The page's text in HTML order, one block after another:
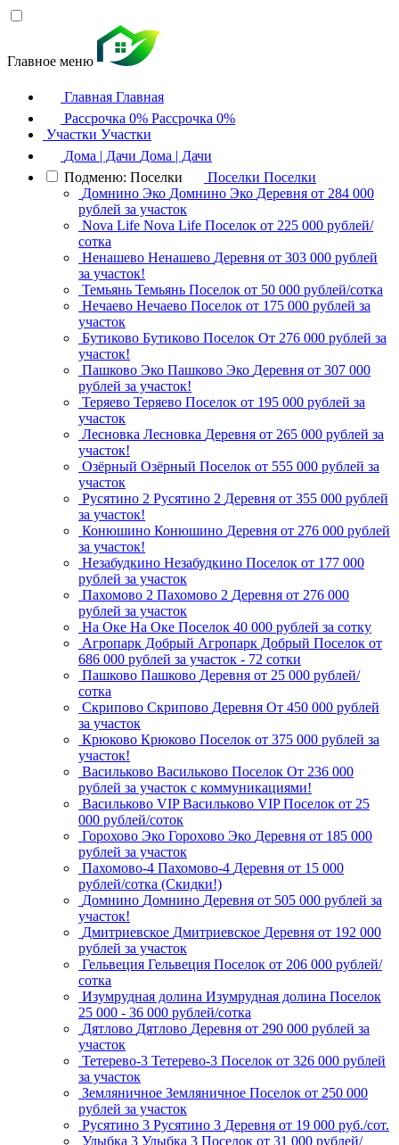
Главное меню
Главная Главная
Рассрочка 0% Рассрочка 0%
Участки Участки
Дома | Дачи Дома | Дачи
Подменю: Поселки
Поселки Поселки
Домнино Эко Домнино Эко Деревня от 284 000
рублей за участок
Nova Life Nova Life Поселок от 225 000 рублей/
сотка
Ненашево Ненашево Деревня от 303 000 рублей
за участок!
Темьянь Темьянь Поселок от 50 000 рублей/сотка
Нечаево Нечаево Поселок от 175 000 рублей за
участок
Бутиково Бутиково Поселок От 276 000 рублей за
участок!
Пашково Эко Пашково Эко Деревня от 307 000
рублей за участок!
Теряево Теряево Поселок от 195 000 рублей за
участок
Лесновка Лесновка Деревня от 265 000 рублей за
участок!
Озёрный Озёрный Поселок от 555 000 рублей за
участок
Русятино 2 Русятино 2 Деревня от 355 000 рублей
за участок!
Конюшино Конюшино Деревня от 276 000 рублей
за участок!
Незабудкино Незабудкино Поселок от 177 000
рублей за участок
Пахомово 2 Пахомово 2 Деревня от 276 000
рублей за участок
На Оке На Оке Поселок 40 000 рублей за сотку
Агропарк Добрый Агропарк Добрый Поселок от
686 000 рублей за участок - 72 сотки
Пашково Пашково Деревня от 25 000 рублей/
сотка
Скрипово Скрипово Деревня От 450 000 рублей
за участок
Крюково Крюково Поселок от 375 000 рублей за
участок!
Васильково Васильково Поселок От 236 000
рублей за участок с коммуникациями!
Васильково VIP Васильково VIP Поселок от 25
000 рублей/соток
Горохово Эко Горохово Эко Деревня от 185 000
рублей за участок
Пахомово-4 Пахомово-4 Деревня от 15 000
рублей/сотка (Скидки!)
Домнино Домнино Деревня от 505 000 рублей за
участок!
Дмитриевское Дмитриевское Деревня от 192 000
рублей за участок
Гельвеция Гельвеция Поселок от 206 000 рублей/
сотка
Изумрудная долина Изумрудная долина Поселок
25 000 - 36 000 рублей/сотка
Дятлово Дятлово Деревня от 290 000 рублей за
участок
Тетерево-3 Тетерево-3 Поселок от 326 000 рублей
за участок
Земляничное Земляничное Поселок от 250 000
рублей за участок
Русятино 3 Русятино 3 Деревня от 19 000 руб./сот.
Улыбка 3 Улыбка 3 Поселок от 31 000 рублей/